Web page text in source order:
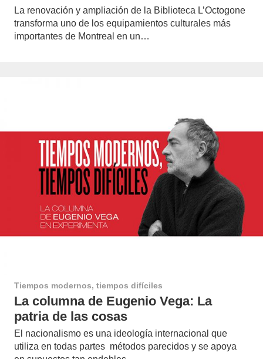
La renovación y ampliación de la Biblioteca L’Octogone
transforma uno de los equipamientos culturales más
importantes de Montreal en un…
Tiempos modernos, tiempos difíciles
La columna de Eugenio Vega: La
patria de las cosas
El nacionalismo es una ideología internacional que
utiliza en todas partes métodos parecidos y se apoya